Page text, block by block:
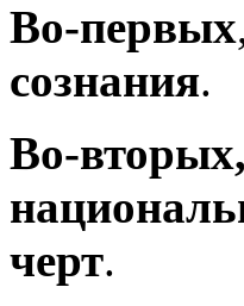
Во-первых
сознания.
Во-вторых,
черт.